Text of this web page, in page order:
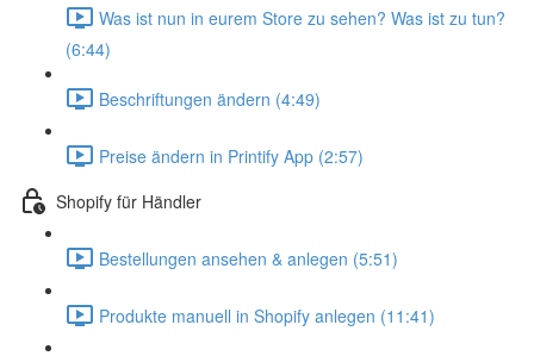
Was ist nun in eurem Store zu sehen? Was ist zu tun?
(6:44)
Beschriftungen ändern (4:49)
Preise ändern in Printify App (2:57)
Shopify für Händler
Bestellungen ansehen & anlegen (5:51)
Produkte manuell in Shopify anlegen (11:41)